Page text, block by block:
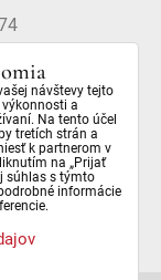
návštevy tejto
a
Na tento účel
tretích strán a
k partnerom v
na „Prijať
súhlas s týmto
informácie